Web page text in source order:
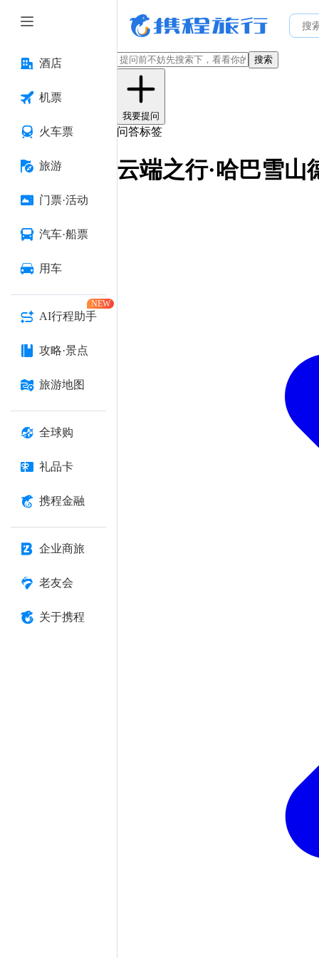
酒店
机票
火车票
旅游
门票·活动
汽车·船票
用车
AI行程助手
NEW
攻略·景点
旅游地图
全球购
礼品卡
携程金融
企业商旅
老友会
关于携程
搜索
我要提问
问答标签
云端之行·哈巴雪山